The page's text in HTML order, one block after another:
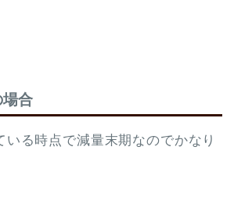
合
いる時点で減量末期なのでかなり